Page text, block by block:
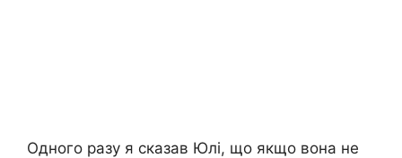
Одного разу я сказав Юлі, що якщо вона не